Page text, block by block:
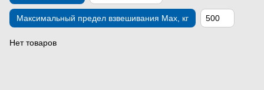
Максимальный предел взвешивания Мах, кг 500
Нет товаров